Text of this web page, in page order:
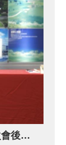
內政部部務會報 115年第28次會後記者會